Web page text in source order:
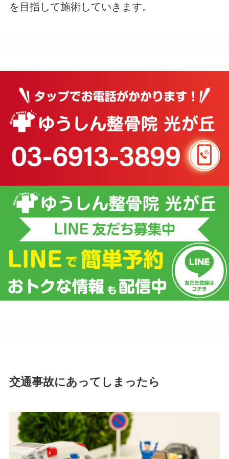
を目指して施術していきます。
交通事故にあってしまったら